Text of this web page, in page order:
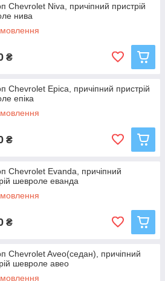
Chevrolet Niva, причіпний пристрій
нива
₴
Chevrolet Epica, причіпний пристрій
епіка
₴
Chevrolet Evanda, причіпний
шевроле еванда
₴
Chevrolet Aveo(седан), причіпний
шевроле авео